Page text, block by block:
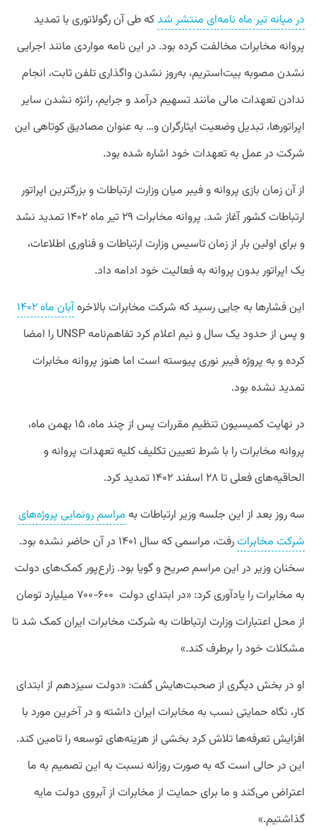
در میانه تیر ماه نامه‌ای منتشر شدکه طی آن رگولاتوری با تمدید
پروانه مخابرات مخالفت کرده بود. در این نامه مواردی مانند اجرایی
نشدن مصوبه بیت‌استریم، به‌روز نشدن واگذاری تلفن ثابت، انجام
ندادن تعهدات مالی مانند تسهیم درآمد و جرایم، رانژه نشدن سایر
اپراتورها، تبدیل وضعیت ایثارگران و… به عنوان مصادیق کوتاهی این
شرکت در عمل به تعهدات خود اشاره شده بود.
از آن زمان بازی پروانه و فیبر میان وزارت ارتباطات و بزرگترین اپراتور
ارتباطات کشور آغاز شد. پروانه مخابرات ۲۹ تیر ماه ۱۴۰۲ تمدید نشد
و برای اولین بار از زمان تاسیس وزارت ارتباطات و فناوری اطلاعات،
یک اپراتور بدون پروانه به فعالیت خود ادامه داد.
این فشارها به جایی رسید که شرکت مخابرات بالاخره‌‌آبان ماه ۱۴۰۲
و پس از حدود یک سال و نیم اعلام کرد تفاهم‌نامه UNSP را امضا
کرده و به پروژه فیبر نوری پیوسته است اما هنوز پروانه مخابرات
تمدید نشده بود.
در نهایت کمیسیون تنظیم مقررات پس از چند ماه، ۱۵ بهمن ماه،
پروانه مخابرات را با شرط تعیین تکلیف کلیه تعهدات پروانه و
الحاقیه‌های فعلی تا ۲۸ اسفند ۱۴۰۲ تمدید کرد.
سه روز بعد از این جلسه وزیر ارتباطات به مراسم رونمایی پروژه‌های
شرکت مخابرات
رفت، مراسمی که سال ۱۴۰۱ در آن حاضر نشده بود.
سخنان وزیر در این مراسم صریح و گویا بود. زارع‌پور کمک‌های دولت
به مخابرات را یادآوری کرد: «در ابتدای دولت ۶۰۰-۷۰۰ میلیارد تومان
از محل اعتبارات وزارت ارتباطات به شرکت مخابرات ایران کمک شد تا
مشکلات خود را برطرف کند.»
او در بخش دیگری از صحبت‌‌هایش گفت: «دولت سیزدهم از ابتدای
کار، نگاه حمایتی نسب به مخابرات ایران داشته و در آخرین مورد با
افزایش تعرفه‌ها تلاش کرد بخشی از هزینه‌های توسعه را تامین کند.
این در حالی است که به صورت روزانه نسبت به این تصمیم به ما
اعتراض می‌کند و ما برای حمایت از مخابرات از آبروی دولت مایه
گذاشتیم.»